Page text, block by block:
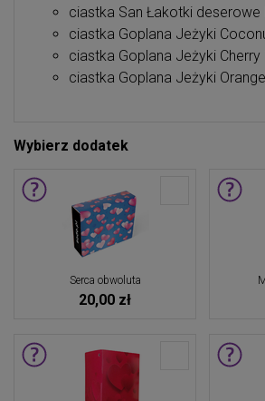
ciastka San Łakotki deserowe
ciastka Goplana Jeżyki
ciastka Goplana Jeżyki Cherry
ciastka Goplana Jeżyki
Wybierz dodatek
Serca obwoluta
20,00 zł